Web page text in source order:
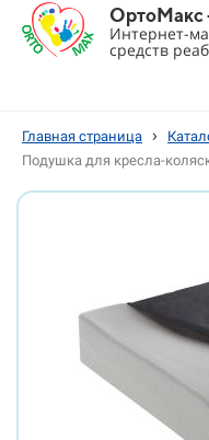
ОртоМакс
Интернет-
средств
Главная страница ›
Подушка для кресла-